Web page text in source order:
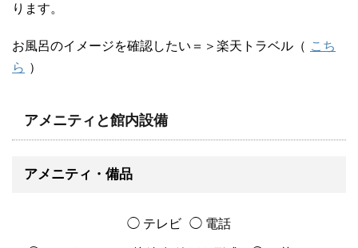
ります。
お風呂のイメージを確認したい＝＞楽天トラベル（ こち
ら ）
アメニティと館内設備
アメニティ・備品
◯ テレビ ◯ 電話